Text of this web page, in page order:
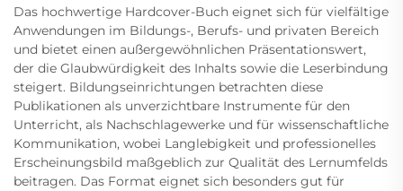
Das hochwertige Hardcover-Buch eignet sich für vielfältige
Anwendungen im Bildungs-, Berufs- und privaten Bereich
und bietet einen außergewöhnlichen Präsentationswert,
der die Glaubwürdigkeit des Inhalts sowie die Leserbindung
steigert. Bildungseinrichtungen betrachten diese
Publikationen als unverzichtbare Instrumente für den
Unterricht, als Nachschlagewerke und für wissenschaftliche
Kommunikation, wobei Langlebigkeit und professionelles
Erscheinungsbild maßgeblich zur Qualität des Lernumfelds
beitragen. Das Format eignet sich besonders gut für